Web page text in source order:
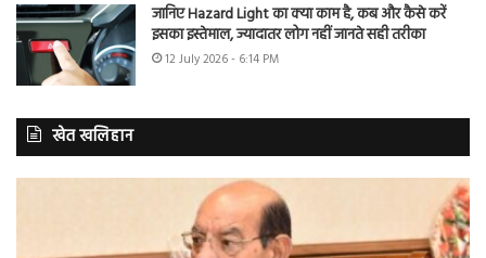
जानिए Hazard Light का क्या काम है, कब और कैसे करें
इसका इस्तेमाल, ज्यादातर लोग नहीं जानते सही तरीका
12 July 2026 - 6:14 PM
खेत खलिहान